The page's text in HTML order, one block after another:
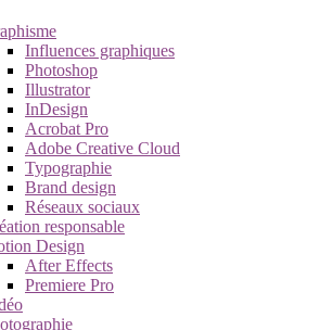
Influences graphiques
Photoshop
Illustrator
InDesign
Acrobat Pro
Adobe Creative Cloud
Typographie
Brand design
Réseaux sociaux
responsable
Design
After Effects
Premiere Pro